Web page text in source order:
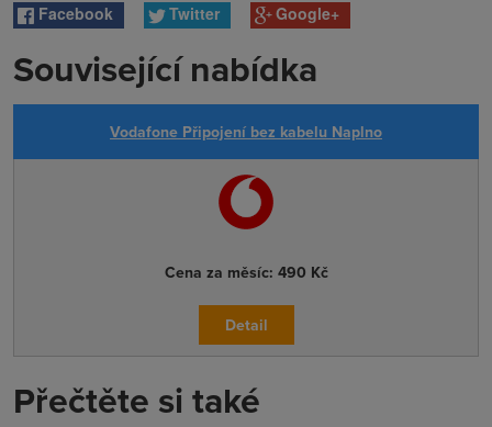
Facebook Twitter Google+
Související nabídka
Vodafone Připojení bez kabelu Naplno
Cena za měsíc: 490 Kč
Detail
Přečtěte si také